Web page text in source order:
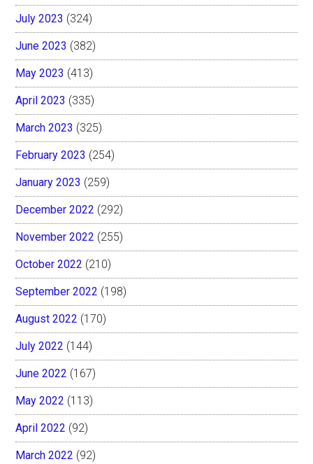
July 2023 (324)
June 2023 (382)
May 2023 (413)
April 2023 (335)
March 2023 (325)
February 2023 (254)
January 2023 (259)
December 2022 (292)
November 2022 (255)
October 2022 (210)
September 2022 (198)
August 2022 (170)
July 2022 (144)
June 2022 (167)
May 2022 (113)
April 2022 (92)
March 2022 (92)